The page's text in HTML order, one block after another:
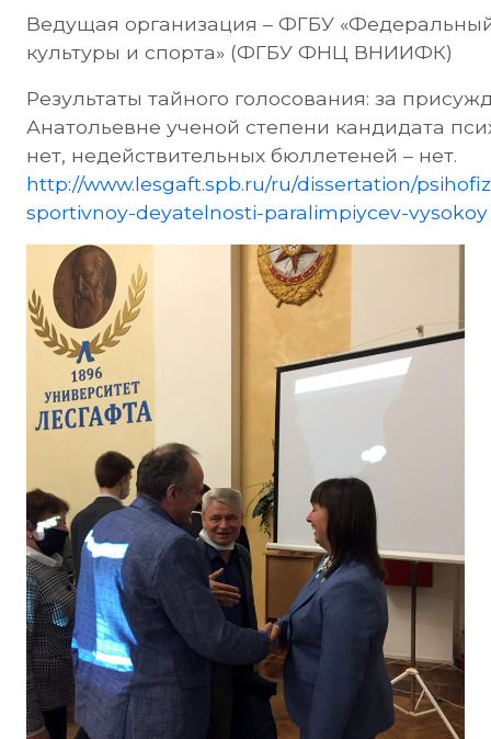
Ведущая организация – ФГБУ
культуры и спорта» (ФГБУ ФНЦ ВНИИФК)
Результаты тайного голосования: за
Анатольевне ученой степени кандидата
нет, недействительных бюллетеней – нет.
http://www.lesgaft.spb.ru/ru/dissertation/
sportivnoy-deyatelnosti-paralimpiycev-vysokoy